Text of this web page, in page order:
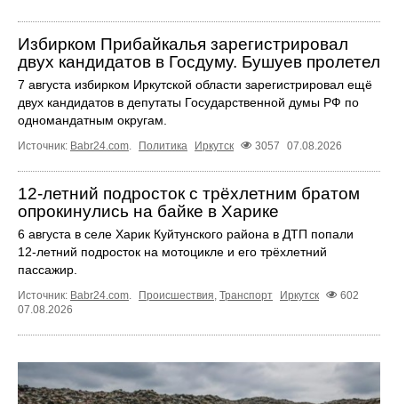
Избирком Прибайкалья зарегистрировал
двух кандидатов в Госдуму. Бушуев пролетел
7 августа избирком Иркутской области зарегистрировал ещё
двух кандидатов в депутаты Государственной думы РФ по
одномандатным округам.
Источник: Babr24.com. Политика Иркутск 3057 07.08.2026
12‑летний подросток с трёхлетним братом
опрокинулись на байке в Харике
6 августа в селе Харик Куйтунского района в ДТП попали
12‑летний подросток на мотоцикле и его трёхлетний
пассажир.
Источник: Babr24.com. Происшествия, Транспорт Иркутск
602
07.08.2026